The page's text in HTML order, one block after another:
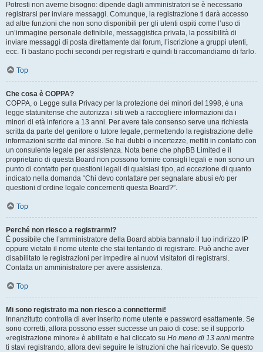
Potresti non averne bisogno: dipende dagli amministratori se è necessario
registrarsi per inviare messaggi. Comunque, la registrazione ti darà accesso
ad altre funzioni che non sono disponibili per gli utenti ospiti come l’uso di
un’immagine personale definibile, messaggistica privata, la possibilità di
inviare messaggi di posta direttamente dal forum, l’iscrizione a gruppi utenti,
ecc. Ti bastano pochi secondi per registrarti e quindi ti raccomandiamo di farlo.
Top
Che cosa è COPPA?
COPPA, o Legge sulla Privacy per la protezione dei minori del 1998, è una
legge statunitense che autorizza i siti web a raccogliere informazioni da i
minori di età inferiore a 13 anni. Per avere tale consenso serve una richiesta
scritta da parte del genitore o tutore legale, permettendo la registrazione delle
informazioni scritte dal minore. Se hai dubbi o incertezze, mettiti in contatto con
un consulente legale per assistenza. Nota bene che phpBB Limited e il
proprietario di questa Board non possono fornire consigli legali e non sono un
punto di contatto per questioni legali di qualsiasi tipo, ad eccezione di quanto
indicato nella domanda “Chi devo contattare per segnalare abusi e/o per
questioni d’ordine legale concernenti questa Board?”.
Top
Perché non riesco a registrarmi?
È possibile che l’amministratore della Board abbia bannato il tuo indirizzo IP
oppure vietato il nome utente che stai tentando di registrare. Può anche aver
disabilitato le registrazioni per impedire ai nuovi visitatori di registrarsi.
Contatta un amministratore per avere assistenza.
Top
Mi sono registrato ma non riesco a connettermi!
Innanzitutto controlla di aver inserito nome utente e password esattamente. Se
sono corretti, allora possono esser successe un paio di cose: se il supporto
«registrazione minore» è abilitato e hai cliccato su Ho meno di 13 anni mentre
ti stavi registrando, allora devi seguire le istruzioni che hai ricevuto. Se questo